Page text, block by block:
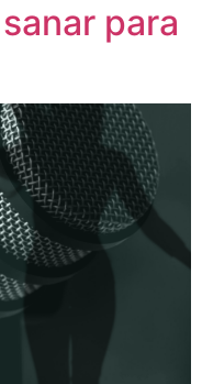
para